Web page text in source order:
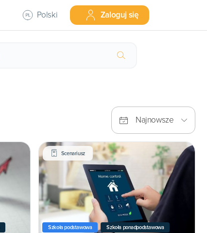
Polski Zaloguj się
Najnowsze
Scenariusz
Szkoła podstawowa Szkoła ponadpodstawowa